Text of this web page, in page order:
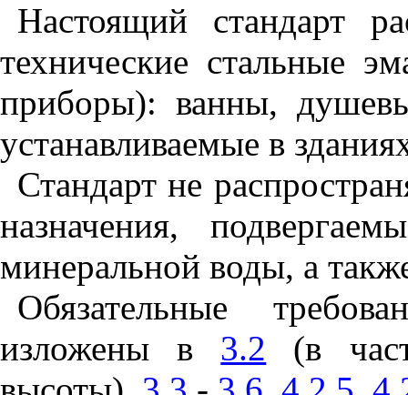
Настоящий стандарт
технические стальные
приборы): ванны,
устанавливаемые в
Стандарт не
назначения,
минеральной воды, а
Обязательные
изложены в 3.2 (в